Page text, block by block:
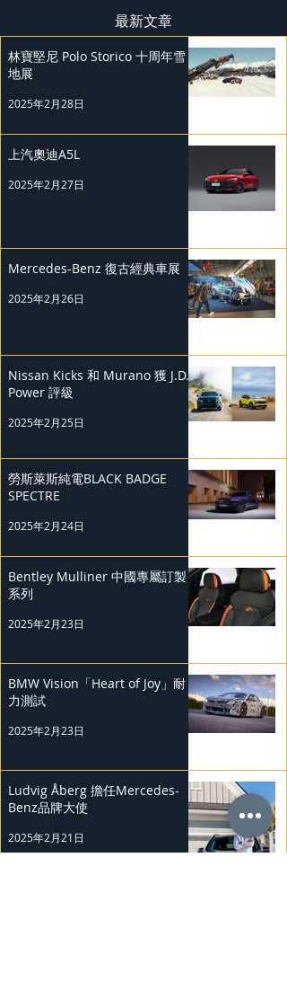
最新文章
林寶堅尼 Polo Storico 十周年雪
地展
2025年2月28日
上汽奧迪A5L
2025年2月27日
Mercedes-Benz 復古經典車展
2025年2月26日
Nissan Kicks 和 Murano 獲 J.D.
Power 評級
2025年2月25日
勞斯萊斯純電BLACK BADGE
SPECTRE
2025年2月24日
Bentley Mulliner 中國專屬訂製
系列
2025年2月23日
BMW Vision「Heart of Joy」耐
力測試
2025年2月23日
Ludvig Åberg 擔任Mercedes-
Benz品牌大使
2025年2月21日